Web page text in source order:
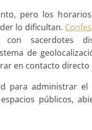
pero los
lo dificultan.
sacerdotes
de
en contacto directo
para administrar el
públicos,